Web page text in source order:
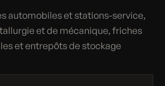
automobiles et stations-service,
et de mécanique, friches
et entrepôts de stockage